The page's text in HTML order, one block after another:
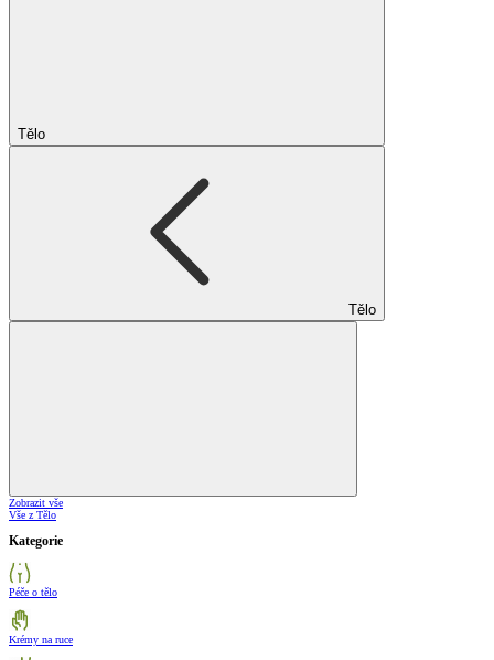
Tělo
Tělo
Zobrazit vše
Vše z Tělo
Kategorie
Péče o tělo
Krémy na ruce